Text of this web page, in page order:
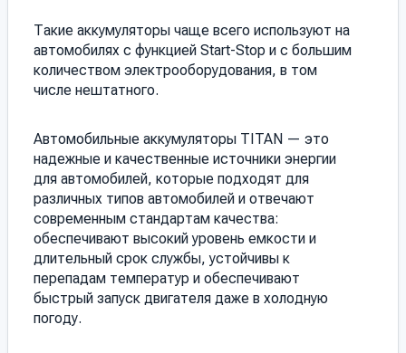
Такие аккумуляторы чаще всего используют на
автомобилях с функцией Start-Stop и с большим
количеством электрооборудования, в том
числе нештатного.
Автомобильные аккумуляторы TITAN — это
надежные и качественные источники энергии
для автомобилей, которые подходят для
различных типов автомобилей и отвечают
современным стандартам качества:
обеспечивают высокий уровень емкости и
длительный срок службы, устойчивы к
перепадам температур и обеспечивают
быстрый запуск двигателя даже в холодную
погоду.